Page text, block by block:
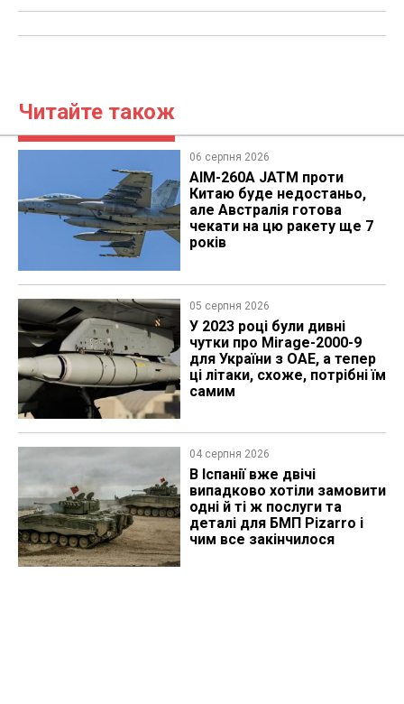
Читайте також
06 серпня 2026
AIM-260A JATM проти
Китаю буде недостаньо,
але Австралія готова
чекати на цю ракету ще 7
років
05 серпня 2026
У 2023 році були дивні
чутки про Mirage-2000-9
для України з ОАЕ, а тепер
ці літаки, схоже, потрібні їм
самим
04 серпня 2026
В Іспанії вже двічі
випадково хотіли замовити
одні й ті ж послуги та
деталі для БМП Pizarro і
чим все закінчилося